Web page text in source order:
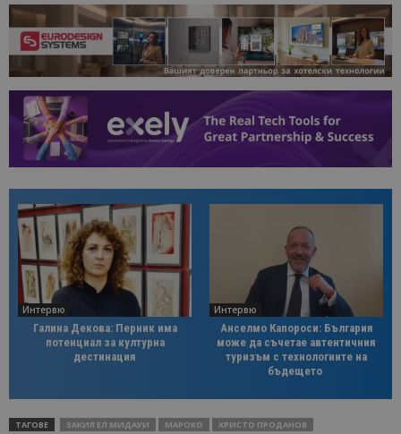
Интервю
Галина Декова: Перник има
потенциал за културна
дестинация
Интервю
Анселмо Капороси: България
може да съчетае автентичния
туризъм с технологиите на
бъдещето
ТАГОВЕ ЗАКИЯ ЕЛ МИДАУИ МАРОКО ХРИСТО ПРОДАНОВ